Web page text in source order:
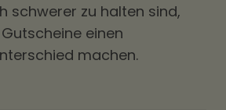
schwerer zu halten sind,
einen
machen.